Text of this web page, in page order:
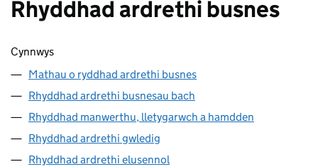
Rhyddhad ardrethi busnes
Sgipio cynnwys
Cynnwys
Mathau o ryddhad ardrethi busnes
Rhyddhad ardrethi busnesau bach
Rhyddhad manwerthu, lletygarwch a hamdden
Rhyddhad ardrethi gwledig
Rhyddhad ardrethi elusennol